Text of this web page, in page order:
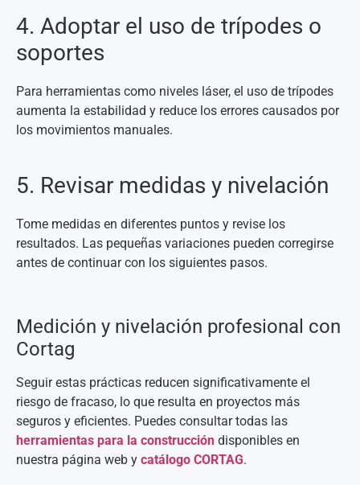
4. Adoptar el uso de trípodes o
soportes
Para herramientas como niveles láser, el uso de trípodes
aumenta la estabilidad y reduce los errores causados ​​por
los movimientos manuales.
5. Revisar medidas y nivelación
Tome medidas en diferentes puntos y revise los
resultados. Las pequeñas variaciones pueden corregirse
antes de continuar con los siguientes pasos.
Medición y nivelación profesional con
Cortag
Seguir estas prácticas reducen significativamente el
riesgo de fracaso, lo que resulta en proyectos más
seguros y eficientes. Puedes consultar todas las
herramientas para la construcción disponibles en
nuestra página web y catálogo CORTAG.